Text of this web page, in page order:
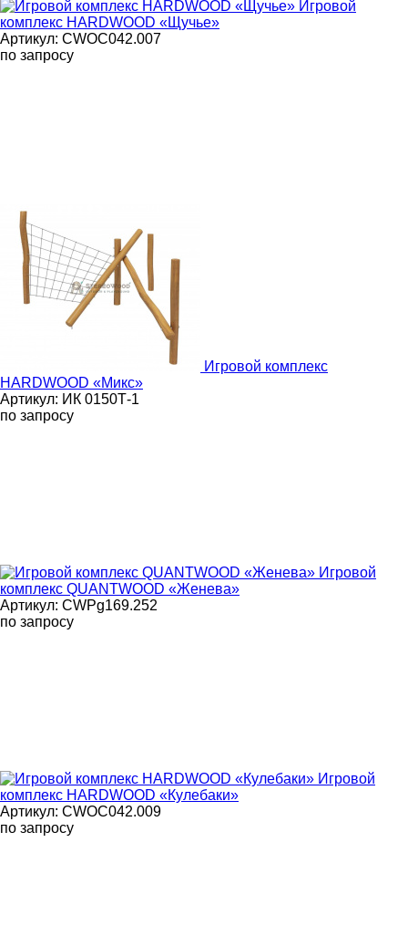
Игровой
комплекс HARDWOOD «Щучье»
Артикул: CWOC042.007
по запросу
Игровой комплекс
HARDWOOD «Микс»
Артикул: ИК 0150Т-1
по запросу
Игровой
комплекс QUANTWOOD «Женева»
Артикул: CWPg169.252
по запросу
Игровой
комплекс HARDWOOD «Кулебаки»
Артикул: CWOC042.009
по запросу